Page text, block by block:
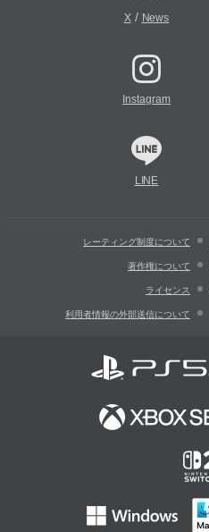
X/ News
Instagram
LINE
レーティング制度について
著作権について
ライセンス
利用者情報の外部送信について